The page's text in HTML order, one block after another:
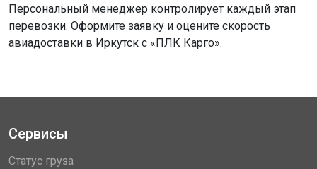
Персональный менеджер контролирует каждый этап
перевозки. Оформите заявку и оцените скорость
авиадоставки в Иркутск с «ПЛК Карго».
Сервисы
Статус груза